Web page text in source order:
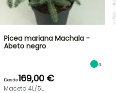
Picea mariana Machala -
Abeto negro
4
Desde169,00 €
Maceta 4L/5L